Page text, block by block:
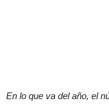
En lo que va del año, el